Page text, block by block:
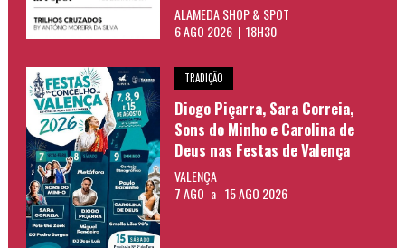
ALAMEDA SHOP & SPOT
6 AGO 2026 | 18H30
TRADIÇÃO
Diogo Piçarra, Sara Correia,
Sons do Minho e Carolina de
Deus nas Festas de Valença
VALENÇA
7 AGO a 15 AGO 2026